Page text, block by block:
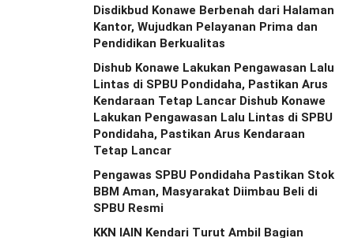
Disdikbud Konawe Berbenah dari Halaman
Kantor, Wujudkan Pelayanan Prima dan
Pendidikan Berkualitas
Dishub Konawe Lakukan Pengawasan Lalu
Lintas di SPBU Pondidaha, Pastikan Arus
Kendaraan Tetap Lancar Dishub Konawe
Lakukan Pengawasan Lalu Lintas di SPBU
Pondidaha, Pastikan Arus Kendaraan
Tetap Lancar
Pengawas SPBU Pondidaha Pastikan Stok
BBM Aman, Masyarakat Diimbau Beli di
SPBU Resmi
KKN IAIN Kendari Turut Ambil Bagian